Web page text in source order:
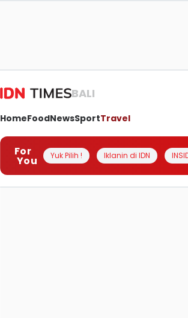
BALI
HomeFoodNewsSportTravel
For
You Yuk Pilih ! Iklanin di IDN